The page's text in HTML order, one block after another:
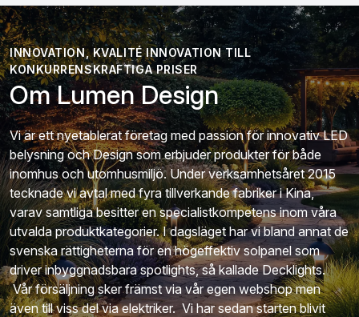
INNOVATION, KVALITÉ INNOVATION TILL
KONKURRENSKRAFTIGA PRISER
Om Lumen Design
Vi är ett nyetablerat företag med passion för innovativ LED
belysning och Design som erbjuder produkter för både
inomhus och utomhusmiljö. Under verksamhetsåret 2015
tecknade vi avtal med fyra tillverkande fabriker i Kina,
varav samtliga besitter en specialistkompetens inom våra
utvalda produktkategorier. I dagsläget har vi bland annat de
svenska rättigheterna för en högeffektiv solpanel som
driver inbyggnadsbara spotlights, så kallade Decklights.
Vår försäljning sker främst via vår egen webshop men
även till viss del via elektriker. Vi har sedan starten blivit